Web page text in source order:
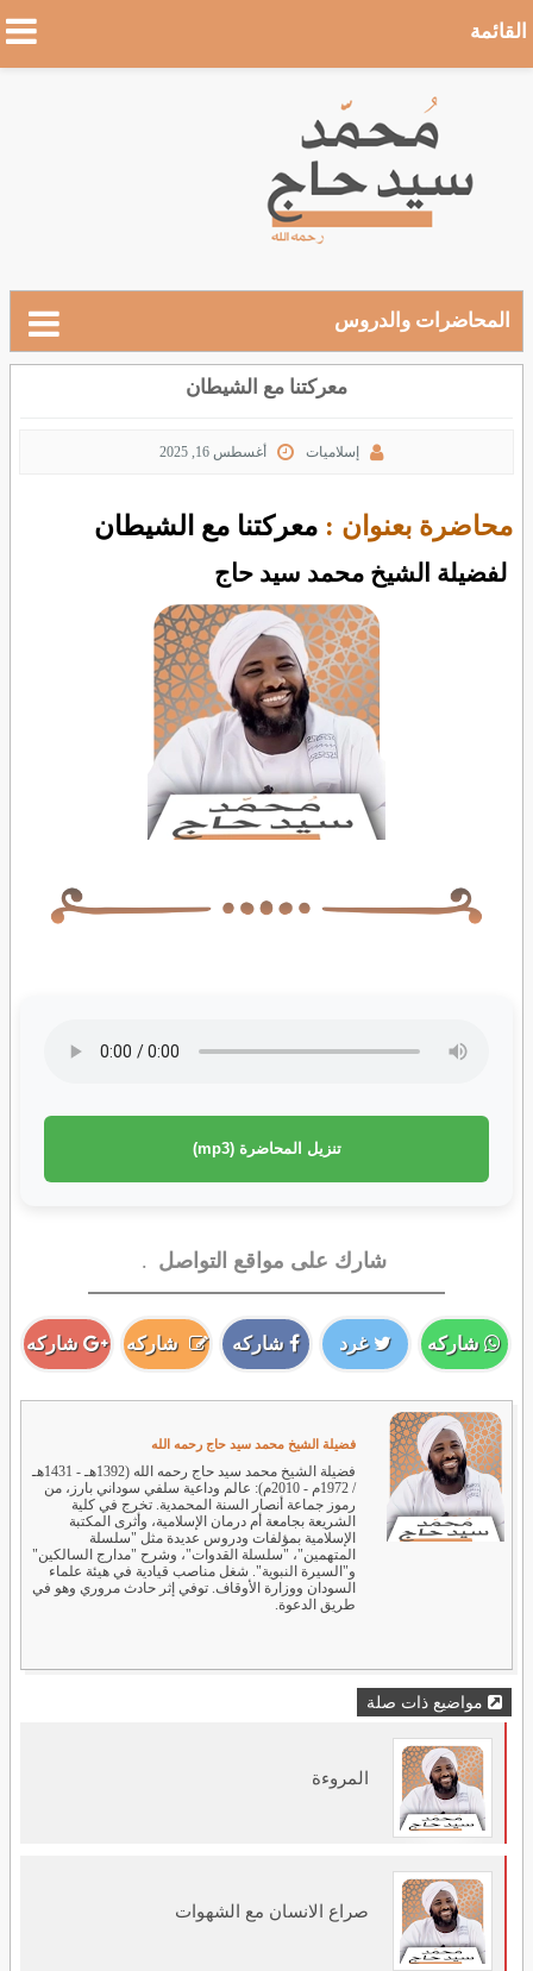
القائمة
المحاضرات والدروس
معركتنا مع الشيطان
إسلاميات أغسطس 16, 2025
محاضرة بعنوان : معركتنا مع الشيطان
لفضيلة الشيخ محمد سيد حاج
تنزيل المحاضرة (mp3)
شارك على مواقع التواصل .
شاركه غرد شاركه شاركه شاركه
فضيلة الشيخ محمد سيد حاج رحمه الله
فضيلة الشيخ محمد سيد حاج رحمه الله (1392هـ - 1431هـ
/ 1972م - 2010م): عالم وداعية سلفي سوداني بارز، من
رموز جماعة أنصار السنة المحمدية. تخرج في كلية
الشريعة بجامعة أم درمان الإسلامية، وأثرى المكتبة
الإسلامية بمؤلفات ودروس عديدة مثل "سلسلة
المتهمين"، "سلسلة القدوات"، وشرح "مدارج السالكين"
و"السيرة النبوية". شغل مناصب قيادية في هيئة علماء
السودان ووزارة الأوقاف. توفي إثر حادث مروري وهو في
طريق الدعوة.
مواضيع ذات صلة
المروءة
صراع الانسان مع الشهوات